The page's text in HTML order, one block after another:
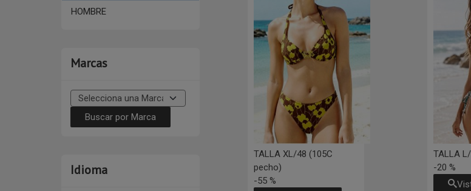
HOMBRE
Marcas
Idioma
TALLA XL/48 (105C
pecho)
-55 %
TALLA
-20 %